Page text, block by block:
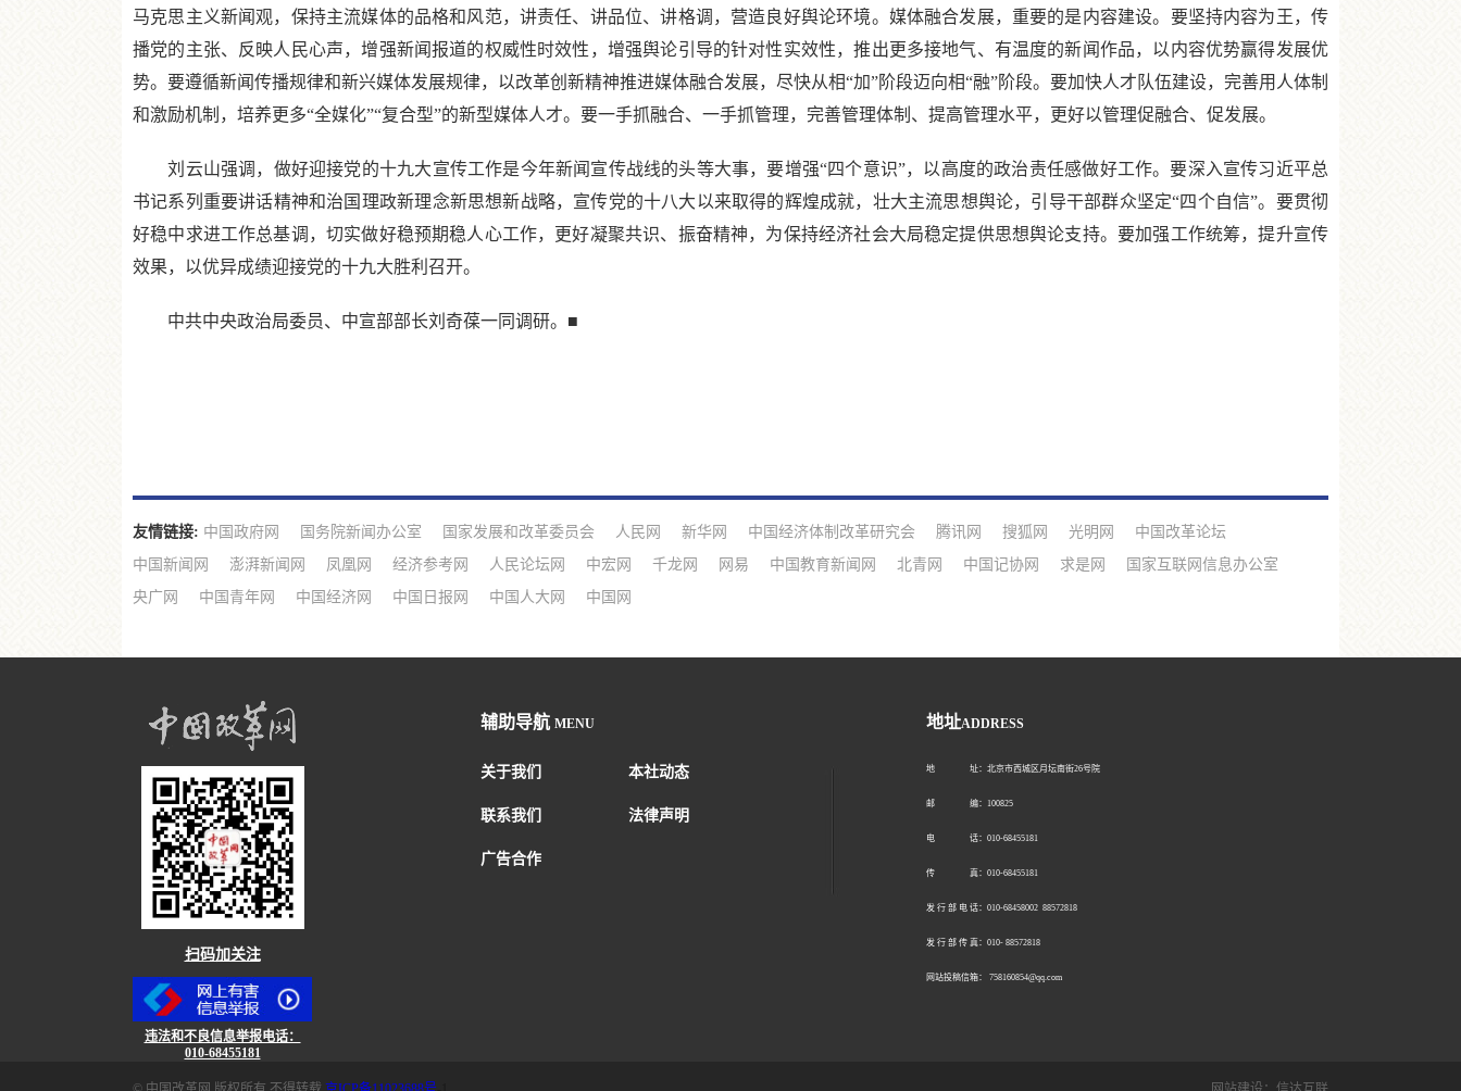
马克思主义新闻观，保持主流媒体的品格和风范，讲责任、讲品位、讲格调，营造良好舆论环境。媒体融合发展，重要的是内容建设。要坚持内容为王，传
播党的主张、反映人民心声，增强新闻报道的权威性时效性，增强舆论引导的针对性实效性，推出更多接地气、有温度的新闻作品，以内容优势赢得发展优
势。要遵循新闻传播规律和新兴媒体发展规律，以改革创新精神推进媒体融合发展，尽快从相“加”阶段迈向相“融”阶段。要加快人才队伍建设，完善用人体制
和激励机制，培养更多“全媒化”“复合型”的新型媒体人才。要一手抓融合、一手抓管理，完善管理体制、提高管理水平，更好以管理促融合、促发展。
刘云山强调，做好迎接党的十九大宣传工作是今年新闻宣传战线的头等大事，要增强“四个意识”，以高度的政治责任感做好工作。要深入宣传习近平总
书记系列重要讲话精神和治国理政新理念新思想新战略，宣传党的十八大以来取得的辉煌成就，壮大主流思想舆论，引导干部群众坚定“四个自信”。要贯彻
好稳中求进工作总基调，切实做好稳预期稳人心工作，更好凝聚共识、振奋精神，为保持经济社会大局稳定提供思想舆论支持。要加强工作统筹，提升宣传
效果，以优异成绩迎接党的十九大胜利召开。
中共中央政治局委员、中宣部部长刘奇葆一同调研。■
友情链接: 中国政府网 国务院新闻办公室 国家发展和改革委员会 人民网 新华网 中国经济体制改革研究会 腾讯网 搜狐网 光明网
中国改革论坛
中国新闻网
澎湃新闻网 凤凰网 经济参考网 人民论坛网 中宏网 千龙网 网易 中国教育新闻网 北青网 中国记协网 求是网
国家互联网信息办公室
央广网
中国青年网 中国经济网 中国日报网 中国人大网 中国网
扫码加关注
违法和不良信息举报电话：
010-68455181
辅助导航 MENU
关于我们 本社动态
联系我们 法律声明
广告合作
地址ADDRESS
地 址：北京市西城区月坛南街26号院
邮 编：100825
电 话：010-68455181
传 真：010-68455181
发 行 部 电 话：010-68458002 88572818
发 行 部 传 真：010- 88572818
网站投稿信箱： 758160854@qq.com